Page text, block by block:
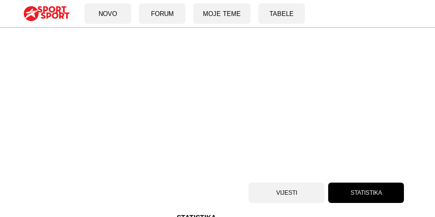
NOVO FORUM MOJE TEME TABELE
VIJESTI STATISTIKA